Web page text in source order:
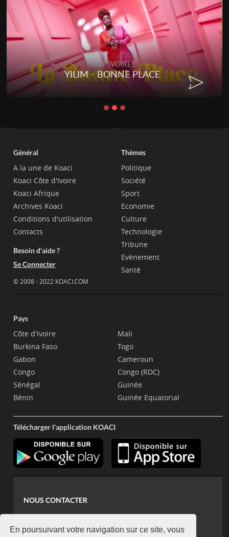
En poursuivant votre navigation sur ce site, vous
RAP IVOIRE
YILIM - BONNE PLACE
Général
A la une de Koaci
Koaci Côte d'Ivoire
Koaci Afrique
Archives Koaci
Conditions d'utilisation
Contacts
Besoin d'aide ?
Se Connecter
© 2008 - 2022 KOACI.COM
Thèmes
Politique
Société
Sport
Economie
Culture
Technologie
Tribune
Evènement
Santé
Pays
Côte d'Ivoire
Burkina Faso
Gabon
Congo
Sénégal
Bénin
Mali
Togo
Cameroun
Congo (RDC)
Guinée
Guinée Equatorial
Télécharger l'application KOACI
NOUS CONTACTER
koaci@yahoo.fr